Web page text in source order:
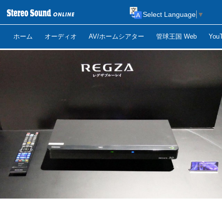
ホーム オーディオ AV/ホームシアター 管球王国 Web
Select Language ▼